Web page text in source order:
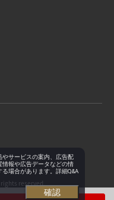
reserved.
やサービスの案内、広告配
報や広告データなどの情
場合があります。詳細Q&A
確認